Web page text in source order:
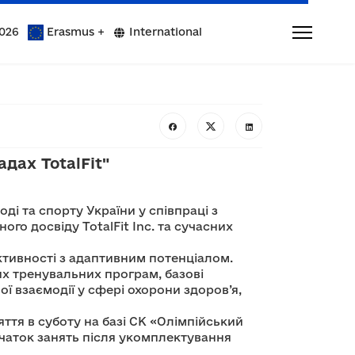
Erasmus + International
TotalFit"
та спорту України у співпраці з
досвіду TotalFit Inc. та сучасних
з адаптивним потенціалом.
тренувальних програм, базові
у сфері охорони здоров’я,
в суботу на базі СК «Олімпійський
занять після укомплектування